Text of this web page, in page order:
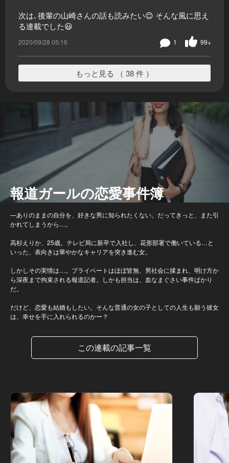
次は､後輩の山崎さんの話も読みたい😊 そんな風に思え
る連載でした😃
2020/09/28 05:16 99+
1
もっと見る （ 38 件 ）
報道ガールの恋愛事件簿
—ありのままの自分を、好きな男に知られたくない。だってきっと、また引
かれてしまうから…。
高杉えりか、25歳。テレビ局に新卒で入社し、花形部署で働いている…と
いった、表向きは華やかなキャリアを突き進む女。
しかしその実情は…。プライベートはほぼ皆無、男社会に揉まれ、明け方か
ら深夜まで拘束される報道記者。しかも担当は、血なまぐさい事件ばかり
だ。
だけど、恋愛も結婚もしたい。そんな普通の女の子としての人生も願う彼女
は、幸せを手に入れられるのかー？
この連載の記事一覧